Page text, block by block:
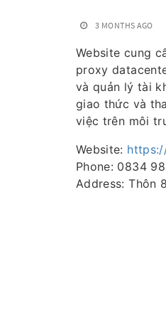
3 MONTHS AGO
Website cung
proxy
và quản lý tài
giao thức và
việc trên môi
Website:
Phone: 0834
Address: Thôn